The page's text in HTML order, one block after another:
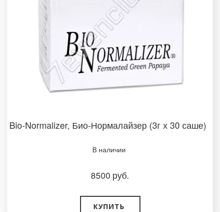
Bio-Normalizer, Био-Нормалайзер (3г х 30 саше)
В наличии
8500 руб.
КУПИТЬ